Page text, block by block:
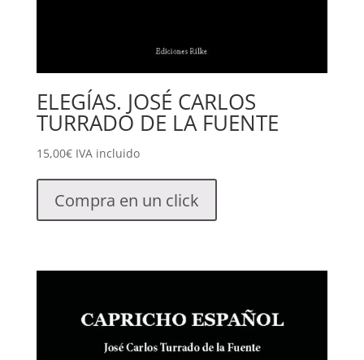
ELEGÍAS. JOSÉ CARLOS
TURRADO DE LA FUENTE
15,00€ IVA incluido
Compra en un click